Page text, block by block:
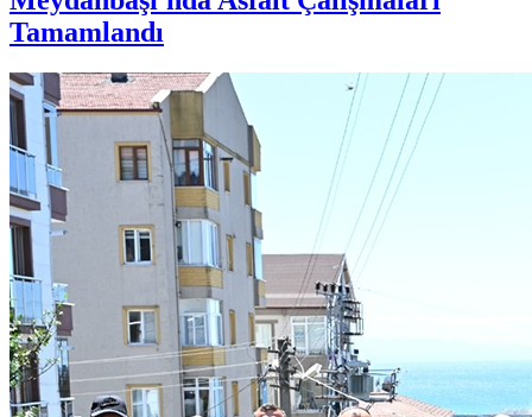
Tamamlandı